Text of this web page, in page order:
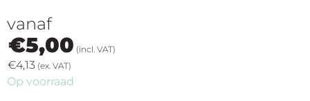
vanaf
€5,00 (incl. VAT)
€4,13 (ex. VAT)
Op voorraad